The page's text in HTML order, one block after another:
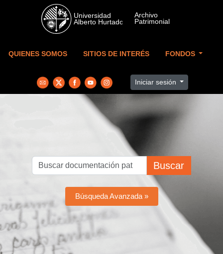
Skip to main content
QUIENES SOMOS SITIOS DE INTERÉS FONDOS
Iniciar sesión
Buscar
Búsqueda Avanzada »